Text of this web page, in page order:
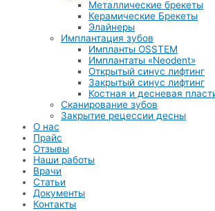
Металлические брекеты
Керамические Брекеты
Элайнеры
Имплантация зубов
Импланты OSSTEM
Имплантаты «Neodent»
Открытый синус лифтинг
Закрытый синус лифтинг
Костная и десневая
Сканирование зубов
Закрытие рецессии десны
О нас
Прайс
Отзывы
Наши работы
Врачи
Статьи
Документы
Контакты